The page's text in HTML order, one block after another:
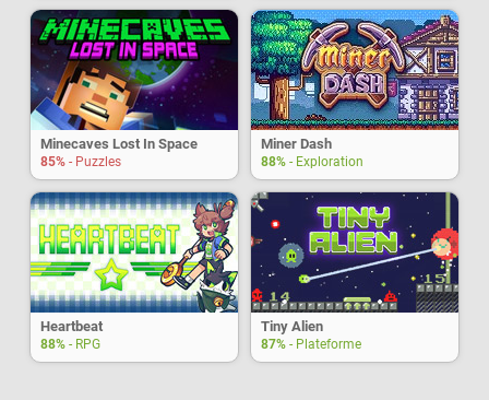
Minecaves Lost In Space
85% - Puzzles
Miner Dash
88% - Exploration
Heartbeat
88% - RPG
Tiny Alien
87% - Plateforme